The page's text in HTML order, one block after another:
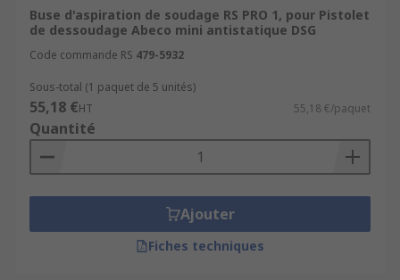
Buse d'aspiration de soudage RS PRO 1, pour Pistolet
de dessoudage Abeco mini antistatique DSG
Code commande RS 479-5932
Sous-total (1 paquet de 5 unités)
55,18 €HT 55,18 €/paquet
Quantité
Ajouter
Fiches techniques